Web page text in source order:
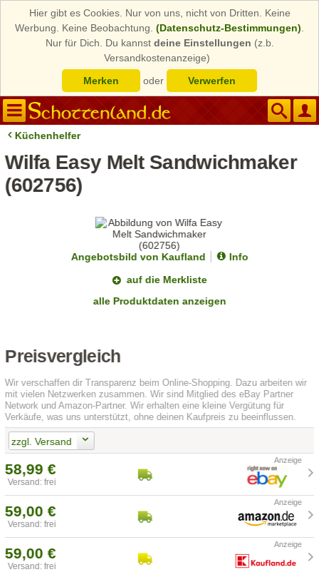
Hier gibt es Cookies. Nur von uns, nicht von Dritten. Keine
Werbung. Keine Beobachtung. (Datenschutz-Bestimmungen)
Nur für Dich. Du kannst deine Einstellungen (z.b.
Versandkostenanzeige)
Merken
oder Verwerfen
Küchenhelfer
Wilfa Easy Melt Sandwichmaker
(602756)
Angebotsbild von Kaufland
Info
auf die Merkliste
alle Produktdaten anzeigen
Preisvergleich
Wir verschaffen dir Transparenz beim Online-Shopping. Dazu arbeiten wir
mit vielen Netzwerken zusammen. Wir sind Mitglied des eBay Partner
Network und Amazon-Partner. Wir erhalten eine kleine Vergütung für
Verkäufe, was uns unterstützt, ohne deinen Kaufpreis zu beeinflussen.
zzgl. Versand
58,99 €
Versand: frei
59,00 €
Versand: frei
59,00 €
Versand: frei